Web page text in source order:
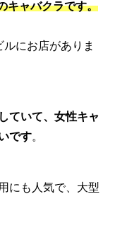
キャバクラです。
にお店がありま
ていて、女性キャ
です
にも人気で、大型